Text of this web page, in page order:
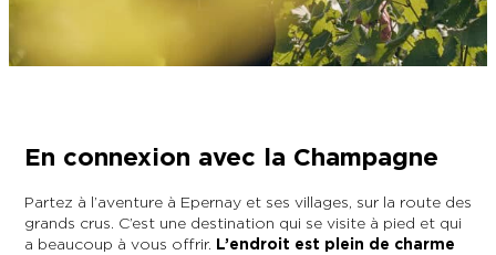
#CHAMPAGNE DAY
L’OFFICE DE TOURISME EPERNAY EN
CHAMPAGNE
D’EPERNAY
ESCAPADES EN CHAMPAGNE
AUTOUR D’EPERNAY
ACTIVITÉS POUR LES ENFANTS À
EPERNAY ET AUTOUR D’EPERNAY
SORTIR
En connexion avec la Champagne
Partez à l’aventure à Epernay et ses villages, sur la route des
grands crus. C’est une destination qui se visite à pied et qui
a beaucoup à vous offrir. L’endroit est plein de charme